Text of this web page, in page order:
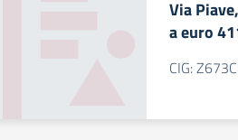
Via
a euro
CIG: